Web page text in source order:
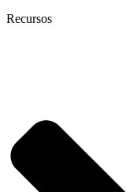
Recursos